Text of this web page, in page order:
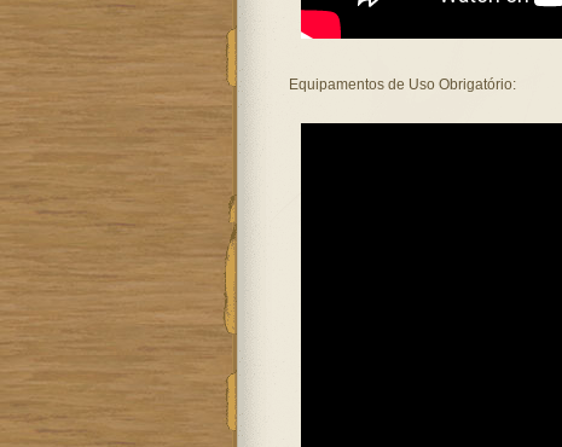
Equipamentos de Uso Obrigatório: